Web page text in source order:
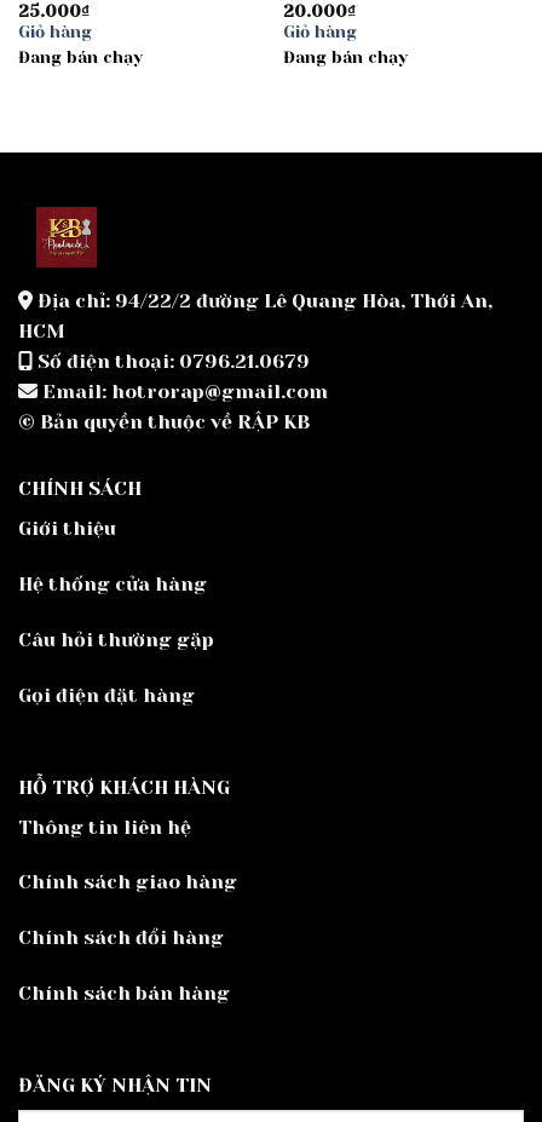
25.000₫
Giỏ hàng
Đang bán chạy
20.000₫
Giỏ hàng
Đang bán chạy
Địa chỉ: 94/22/2 đường Lê Quang Hòa, Thới An,
HCM
Số điện thoại: 0796.21.0679
Email: hotrorap@gmail.com
© Bản quyền thuộc về RẬP KB
CHÍNH SÁCH
Giới thiệu
Hệ thống cửa hàng
Câu hỏi thường gặp
Gọi điện đặt hàng
HỖ TRỢ KHÁCH HÀNG
Thông tin liên hệ
Chính sách giao hàng
Chính sách đổi hàng
Chính sách bán hàng
ĐĂNG KÝ NHẬN TIN